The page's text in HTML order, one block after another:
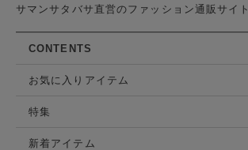
サマンサタバサ直営のファッション通販サイト
CONTENTS
お気に入りアイテム
特集
新着アイテム